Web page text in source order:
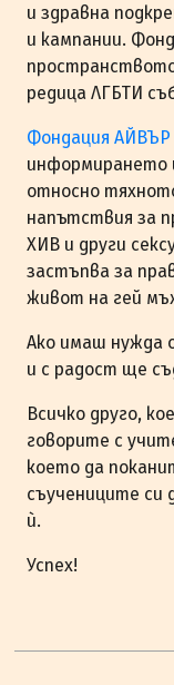
и здравна
и кампании.
редица ЛГБТИ
Фондация АЙВЪР
информирането
относно
напътствия за
ХИВ и други
застъпва за
живот на гей
Ако имаш нужда
и с радост ще
Всичко друго,
говорите с
което да
съучениците си
ѝ.
Успех!